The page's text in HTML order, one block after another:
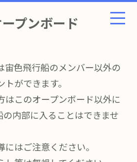
プンボード
宙色飛行船のメンバー以外の
ができます。
このオープンボード以外に
の内部に入ることはできませ
にはご注意ください。